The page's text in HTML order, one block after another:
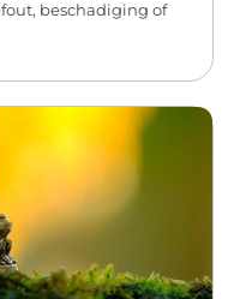
beschadiging of